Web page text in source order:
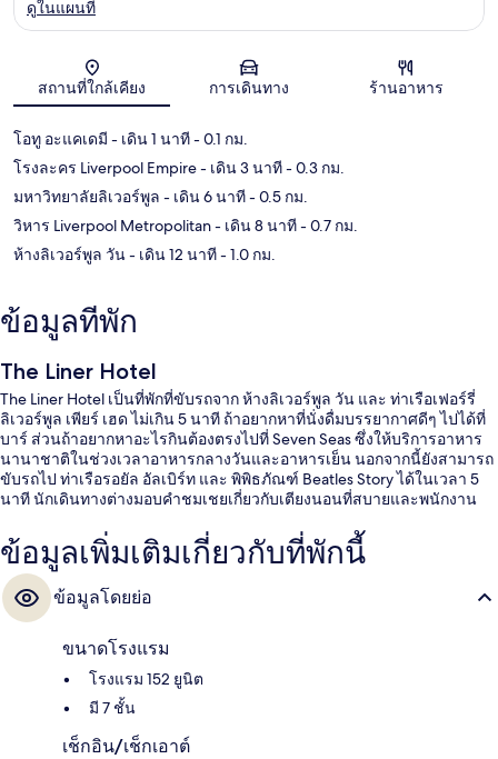
แผนที่
ดูในแผนที่
สถานที่ใกล้เคียง การเดินทาง ร้านอาหาร
โอทู อะแคเดมี - เดิน 1 นาที- 0.1 กม.
โรงละคร Liverpool Empire- เดิน 3 นาที- 0.3 กม.
มหาวิทยาลัยลิเวอร์พูล - เดิน 6 นาที- 0.5 กม.
วิหาร Liverpool Metropolitan- เดิน 8 นาที- 0.7 กม.
ห้างลิเวอร์พูล วัน- เดิน 12 นาที- 1.0 กม.
ข้อมูลที่พัก
The Liner Hotel
The Liner Hotel เป็นที่พักที่ขับรถจาก ห้างลิเวอร์พูล วัน และ ท่าเรือเฟอร์รี่
ลิเวอร์พูล เพียร์ เฮด ไม่เกิน 5 นาที ถ้าอยากหาที่นั่งดื่มบรรยากาศดีๆ ไปได้ที่
บาร์ ส่วนถ้าอยากหาอะไรกินต้องตรงไปที่ Seven Seas ซึ่งให้บริการอาหาร
นานาชาติในช่วงเวลาอาหารกลางวันและอาหารเย็น นอกจากนี้ยังสามารถ
ขับรถไป ท่าเรือรอยัล อัลเบิร์ท และ พิพิธภัณฑ์ Beatles Story ได้ในเวลา 5
นาที นักเดินทางต่างมอบคำชมเชยเกี่ยวกับเตียงนอนที่สบายและพนักงาน
ข้อมูลเพิ่มเติมเกี่ยวกับที่พักนี้
ข้อมูลโดยย่อ
ขนาดโรงแรม
โรงแรม 152 ยูนิต
มี 7 ชั้น
เช็กอิน/เช็กเอาต์